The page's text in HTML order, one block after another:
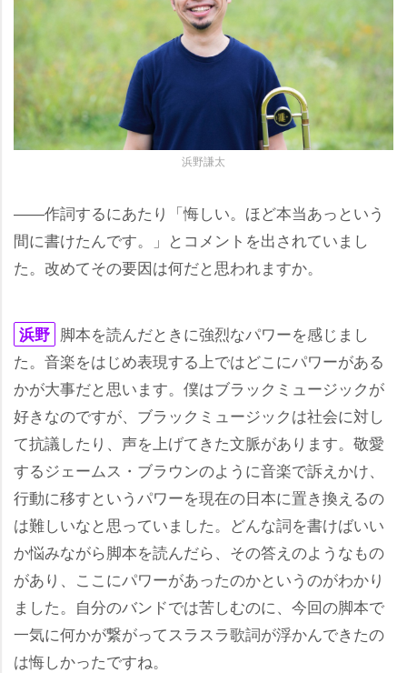
浜野謙太
――作詞するにあたり「悔しい。ほど本当あっという
間に書けたんです。」とコメントを出されていまし
た。改めてその要因は何だと思われますか。
浜野 脚本を読んだときに強烈なパワーを感じまし
た。音楽をはじめ表現する上ではどこにパワーがある
かが大事だと思います。僕はブラックミュージックが
好きなのですが、ブラックミュージックは社会に対し
て抗議したり、声を上げてきた文脈があります。敬愛
するジェームス・ブラウンのように音楽で訴えかけ、
行動に移すというパワーを現在の日本に置き換えるの
は難しいなと思っていました。どんな詞を書けばいい
か悩みながら脚本を読んだら、その答えのようなもの
があり、ここにパワーがあったのかというのがわかり
ました。自分のバンドでは苦しむのに、今回の脚本で
一気に何かが繋がってスラスラ歌詞が浮かんできたの
は悔しかったですね。